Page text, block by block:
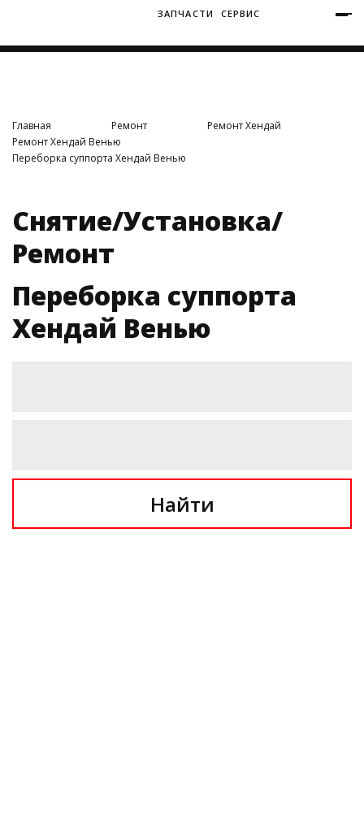
ЗАПЧАСТИ СЕРВИС
Главная Ремонт
Ремонт Хендай
Ремонт Хендай Венью
Переборка суппорта Хендай Венью
Снятие/Установка/
Ремонт
Переборка суппорта
Хендай Венью
Найти